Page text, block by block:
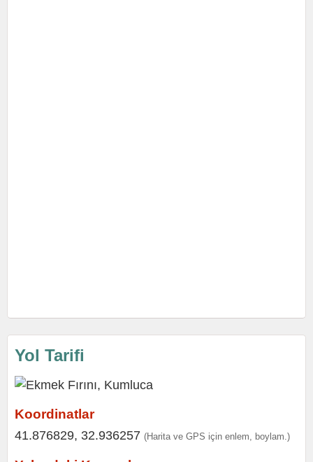
Yol Tarifi
Koordinatlar
41.876829, 32.936257 (Harita ve GPS için enlem, boylam.)